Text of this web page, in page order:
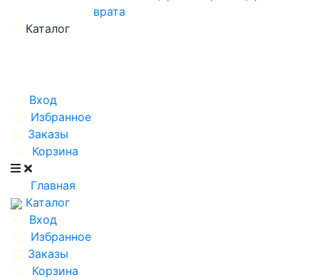
врата
Каталог
Вход
Избранное
Заказы
Корзина
Главная
Каталог
Вход
Избранное
Заказы
Корзина